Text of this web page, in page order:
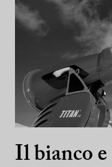
Il bianco e